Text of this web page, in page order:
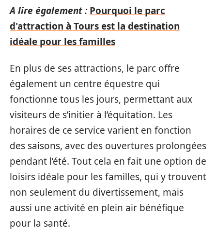
A lire également : Pourquoi le parc
d'attraction à Tours est la destination
idéale pour les familles
En plus de ses attractions, le parc offre
également un centre équestre qui
fonctionne tous les jours, permettant aux
visiteurs de s’initier à l’équitation. Les
horaires de ce service varient en fonction
des saisons, avec des ouvertures prolongées
pendant l’été. Tout cela en fait une option de
loisirs idéale pour les familles, qui y trouvent
non seulement du divertissement, mais
aussi une activité en plein air bénéfique
pour la santé.